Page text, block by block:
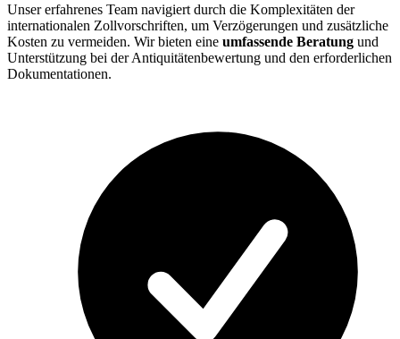
Unser erfahrenes Team navigiert durch die Komplexitäten der
internationalen Zollvorschriften, um Verzögerungen und zusätzliche
Kosten zu vermeiden. Wir bieten eine umfassende Beratung und
Unterstützung bei der Antiquitätenbewertung und den erforderlichen
Dokumentationen.